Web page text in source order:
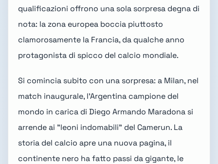
qualificazioni offrono una sola sorpresa degna di
nota: la zona europea boccia piuttosto
clamorosamente la Francia, da qualche anno
protagonista di spicco del calcio mondiale.
Si comincia subito con una sorpresa: a Milan, nel
match inaugurale, l'Argentina campione del
mondo in carica di Diego Armando Maradona si
arrende ai "leoni indomabili" del Camerun. La
storia del calcio apre una nuova pagina, il
continente nero ha fatto passi da gigante, le